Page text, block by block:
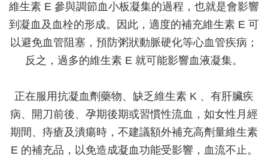
維生素 E 參與調節血小板凝集的過程，也就是會影響
到凝血及血栓的形成。因此，適度的補充維生素 E 可
以避免血管阻塞，預防粥狀動脈硬化等心血管疾病；
反之，過多的維生素 E 就可能影響血液凝集。
正在服用抗凝血劑藥物、缺乏維生素 K 、有肝臟疾
病、開刀前後、孕期後期或習慣性流血，如女性月經
期間、痔瘡及潰瘍時，不建議額外補充高劑量維生素
E 的補充品，以免造成凝血功能受影響，血流不止。